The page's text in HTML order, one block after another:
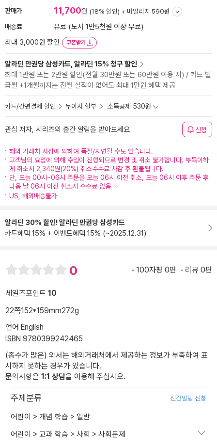
판매가 11,700원 (18% 할인) + 마일리지 590원
배송료
유료 (도서 1만5천원 이상 무료)
최대 3,000원 할인
쿠폰받기
알라딘 만권당 삼성카드, 알라딘 15% 청구 할인
최대 1만원 또는 2만원 할인(전월 30만원 또는 60만원 이용 시) / 카드 발
급월 +1개월까지는 전월 실적이 없어도 최대 1만원 혜택 제공
카드/간편결제 할인 무이자 할부 소득공제 530원
관심 저자, 시리즈의 출간 알림을 받아보세요 신청
해외 거래처 사정에 의하여 품절/지연될 수도 있습니다.
고객님의 요청에 의해 수입이 진행되므로 변경 및 취소 불가합니다. 부득이하
게 취소시 2,340원(20%) 취소수수료 차감 후 환불됩니다.
단, 오늘 00시~06시 주문을 오늘 06시 이전 취소, 오늘 06시 이후 주문 후
다음 날 06시 이전 취소시 수수료 없음
US, 해외배송불가
알라딘 30% 할인! 알라딘 만권당 삼성카드
카드혜택 15% + 이벤트혜택 15% (~2025.12.31)
0 100자평 0편 리뷰 0편
세일즈포인트 10
22쪽152*159mm272g
언어 English
ISBN 9780399242465
(종수가 많은) 외서는 해외거래처에서 제공하는 정보가 부족하여 표
시하지 못하는 경우가 있습니다.
문의사항은 1:1 상담을 이용해 주십시오.
주제분류 신간알림 신청
어린이 > 개념 학습 > 일반
어린이 > 교과 학습 > 사회 > 사회문제